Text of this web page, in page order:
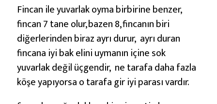
a
n
D
e
f
i
Fincan ile yuvarlak oyma birbirine benzer,
fincan 7 tane olur, bazen 8, fincanın biri
diğerlerinden biraz ayrı durur, ayrı duran
fincana iyi bak elini uymanın içine sok
yuvarlak değil üçgendir, ne tarafa daha fazla
köşe yapıyorsa o tarafa gir iyi parası vardır.